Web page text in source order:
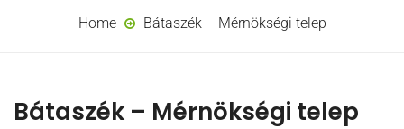
Home Bátaszék – Mérnökségi telep
Bátaszék – Mérnökségi telep